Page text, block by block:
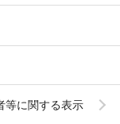
等に関する表示